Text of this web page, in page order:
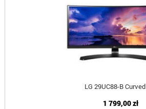
LG 29UC88-B Curved
1 799,00 zł